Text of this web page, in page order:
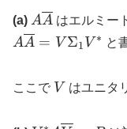
M_n
(a) A\overline{A}
AA はエルミー
A\overline{A}
AA = V Σ1 V ∗ と
ここで V
V はユニタ